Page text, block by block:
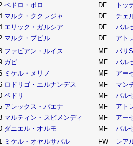
ペドロ・ポロ DF
トッ
マルク・ククレジャ DF
チェ
エリック・ガルシア DF
バル
マルク・プビル DF
アト
ファビアン・ルイス MF
パリ
ガビ MF
バル
ミケル・メリノ MF
アー
ロドリゴ・エルナンデス MF
マン
ペドリ MF
バル
アレックス・バエナ MF
アト
マルティン・スビメンディ MF
アー
ダニエル・オルモ MF
バル
ミケル・オヤルサバル FW
レア